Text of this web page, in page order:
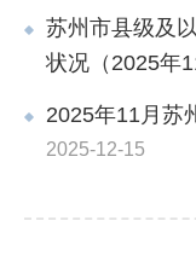
苏州市县级及
状况（2025年
2025年11月苏
2025-12-15